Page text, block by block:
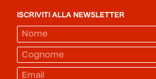
ISCRIVITI ALLA NEWSLETTER